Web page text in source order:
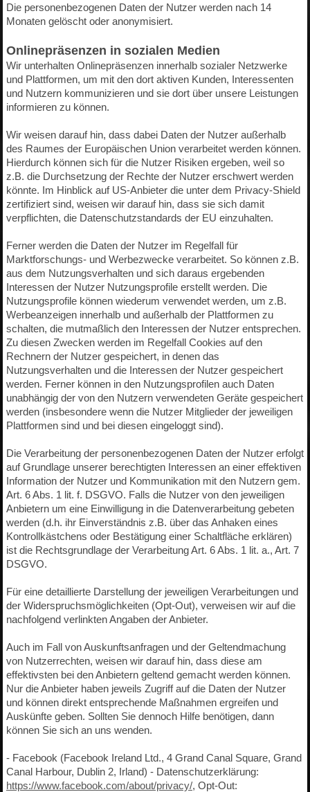
Die personenbezogenen Daten der Nutzer werden nach 14
Monaten gelöscht oder anonymisiert.
Onlinepräsenzen in sozialen Medien
Wir unterhalten Onlinepräsenzen innerhalb sozialer Netzwerke
und Plattformen, um mit den dort aktiven Kunden, Interessenten
und Nutzern kommunizieren und sie dort über unsere Leistungen
informieren zu können.
Wir weisen darauf hin, dass dabei Daten der Nutzer außerhalb
des Raumes der Europäischen Union verarbeitet werden können.
Hierdurch können sich für die Nutzer Risiken ergeben, weil so
z.B. die Durchsetzung der Rechte der Nutzer erschwert werden
könnte. Im Hinblick auf US-Anbieter die unter dem Privacy-Shield
zertifiziert sind, weisen wir darauf hin, dass sie sich damit
verpflichten, die Datenschutzstandards der EU einzuhalten.
Ferner werden die Daten der Nutzer im Regelfall für
Marktforschungs- und Werbezwecke verarbeitet. So können z.B.
aus dem Nutzungsverhalten und sich daraus ergebenden
Interessen der Nutzer Nutzungsprofile erstellt werden. Die
Nutzungsprofile können wiederum verwendet werden, um z.B.
Werbeanzeigen innerhalb und außerhalb der Plattformen zu
schalten, die mutmaßlich den Interessen der Nutzer entsprechen.
Zu diesen Zwecken werden im Regelfall Cookies auf den
Rechnern der Nutzer gespeichert, in denen das
Nutzungsverhalten und die Interessen der Nutzer gespeichert
werden. Ferner können in den Nutzungsprofilen auch Daten
unabhängig der von den Nutzern verwendeten Geräte gespeichert
werden (insbesondere wenn die Nutzer Mitglieder der jeweiligen
Plattformen sind und bei diesen eingeloggt sind).
Die Verarbeitung der personenbezogenen Daten der Nutzer erfolgt
auf Grundlage unserer berechtigten Interessen an einer effektiven
Information der Nutzer und Kommunikation mit den Nutzern gem.
Art. 6 Abs. 1 lit. f. DSGVO. Falls die Nutzer von den jeweiligen
Anbietern um eine Einwilligung in die Datenverarbeitung gebeten
werden (d.h. ihr Einverständnis z.B. über das Anhaken eines
Kontrollkästchens oder Bestätigung einer Schaltfläche erklären)
ist die Rechtsgrundlage der Verarbeitung Art. 6 Abs. 1 lit. a., Art. 7
DSGVO.
Für eine detaillierte Darstellung der jeweiligen Verarbeitungen und
der Widerspruchsmöglichkeiten (Opt-Out), verweisen wir auf die
nachfolgend verlinkten Angaben der Anbieter.
Auch im Fall von Auskunftsanfragen und der Geltendmachung
von Nutzerrechten, weisen wir darauf hin, dass diese am
effektivsten bei den Anbietern geltend gemacht werden können.
Nur die Anbieter haben jeweils Zugriff auf die Daten der Nutzer
und können direkt entsprechende Maßnahmen ergreifen und
Auskünfte geben. Sollten Sie dennoch Hilfe benötigen, dann
können Sie sich an uns wenden.
- Facebook (Facebook Ireland Ltd., 4 Grand Canal Square, Grand
Canal Harbour, Dublin 2, Irland) - Datenschutzerklärung:
https://www.facebook.com/about/privacy/, Opt-Out: